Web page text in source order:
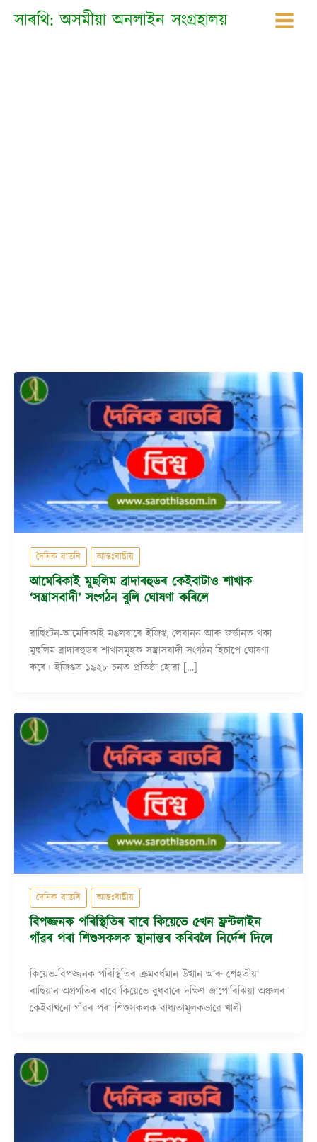
সাৰথি: অসমীয়া অনলাইন সংগ্ৰহালয়
দৈনিক বাতৰি আন্তঃৰাষ্ট্ৰীয়
আমেৰিকাই মুছলিম ব্ৰাদাৰহুডৰ কেইবাটাও শাখাক
‘সন্ত্ৰাসবাদী’ সংগঠন বুলি ঘোষণা কৰিলে
ৱাছিংটন-আমেৰিকাই মঙলবাৰে ইজিপ্ত, লেবানন আৰু জৰ্ডানত থকা
মুছলিম ব্ৰাদাৰহুডৰ শাখাসমূহক সন্ত্ৰাসবাদী সংগঠন হিচাপে ঘোষণা
কৰে। ইজিপ্তত ১৯২৮ চনত প্ৰতিষ্ঠা হোৱা […]
দৈনিক বাতৰি আন্তঃৰাষ্ট্ৰীয়
বিপজ্জনক পৰিস্থিতিৰ বাবে কিয়েভে ৫খন ফ্ৰন্টলাইন
গাঁৱৰ পৰা শিশুসকলক স্থানান্তৰ কৰিবলৈ নিৰ্দেশ দিলে
কিয়েভ-বিপজ্জনক পৰিস্থিতিৰ ক্ৰমবৰ্ধমান উত্থান আৰু শেহতীয়া
ৰাছিয়ান অগ্ৰগতিৰ বাবে কিয়েভে বুধবাৰে দক্ষিণ জাপোৰিঝিয়া অঞ্চলৰ
কেইবাখনো গাঁৱৰ পৰা শিশুসকলক বাধ্যতামূলকভাৱে খালী